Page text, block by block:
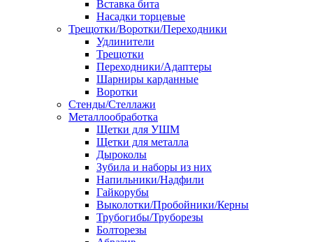
Вставка бита
Насадки торцевые
Трещотки/Воротки/Переходники
Удлинители
Трещотки
Переходники/Адаптеры
Шарниры карданные
Воротки
Стенды/Стеллажи
Металлообработка
Щетки для УШМ
Щетки для металла
Дыроколы
Зубила и наборы из них
Напильники/Надфили
Гайкорубы
Выколотки/Пробойники/Керны
Трубогибы/Труборезы
Болторезы